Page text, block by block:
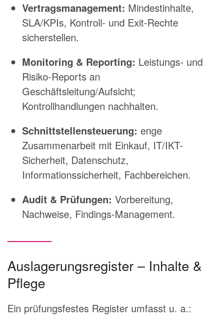
Vertragsmanagement: Mindestinhalte,
SLA/KPIs, Kontroll- und Exit-Rechte
sicherstellen.
Monitoring & Reporting: Leistungs- und
Risiko-Reports an
Geschäftsleitung/Aufsicht;
Kontrollhandlungen nachhalten.
Schnittstellensteuerung: enge
Zusammenarbeit mit Einkauf, IT/IKT-
Sicherheit, Datenschutz,
Informationssicherheit, Fachbereichen.
Audit & Prüfungen: Vorbereitung,
Nachweise, Findings-Management.
Auslagerungsregister – Inhalte &
Pflege
Ein prüfungsfestes Register umfasst u. a.: